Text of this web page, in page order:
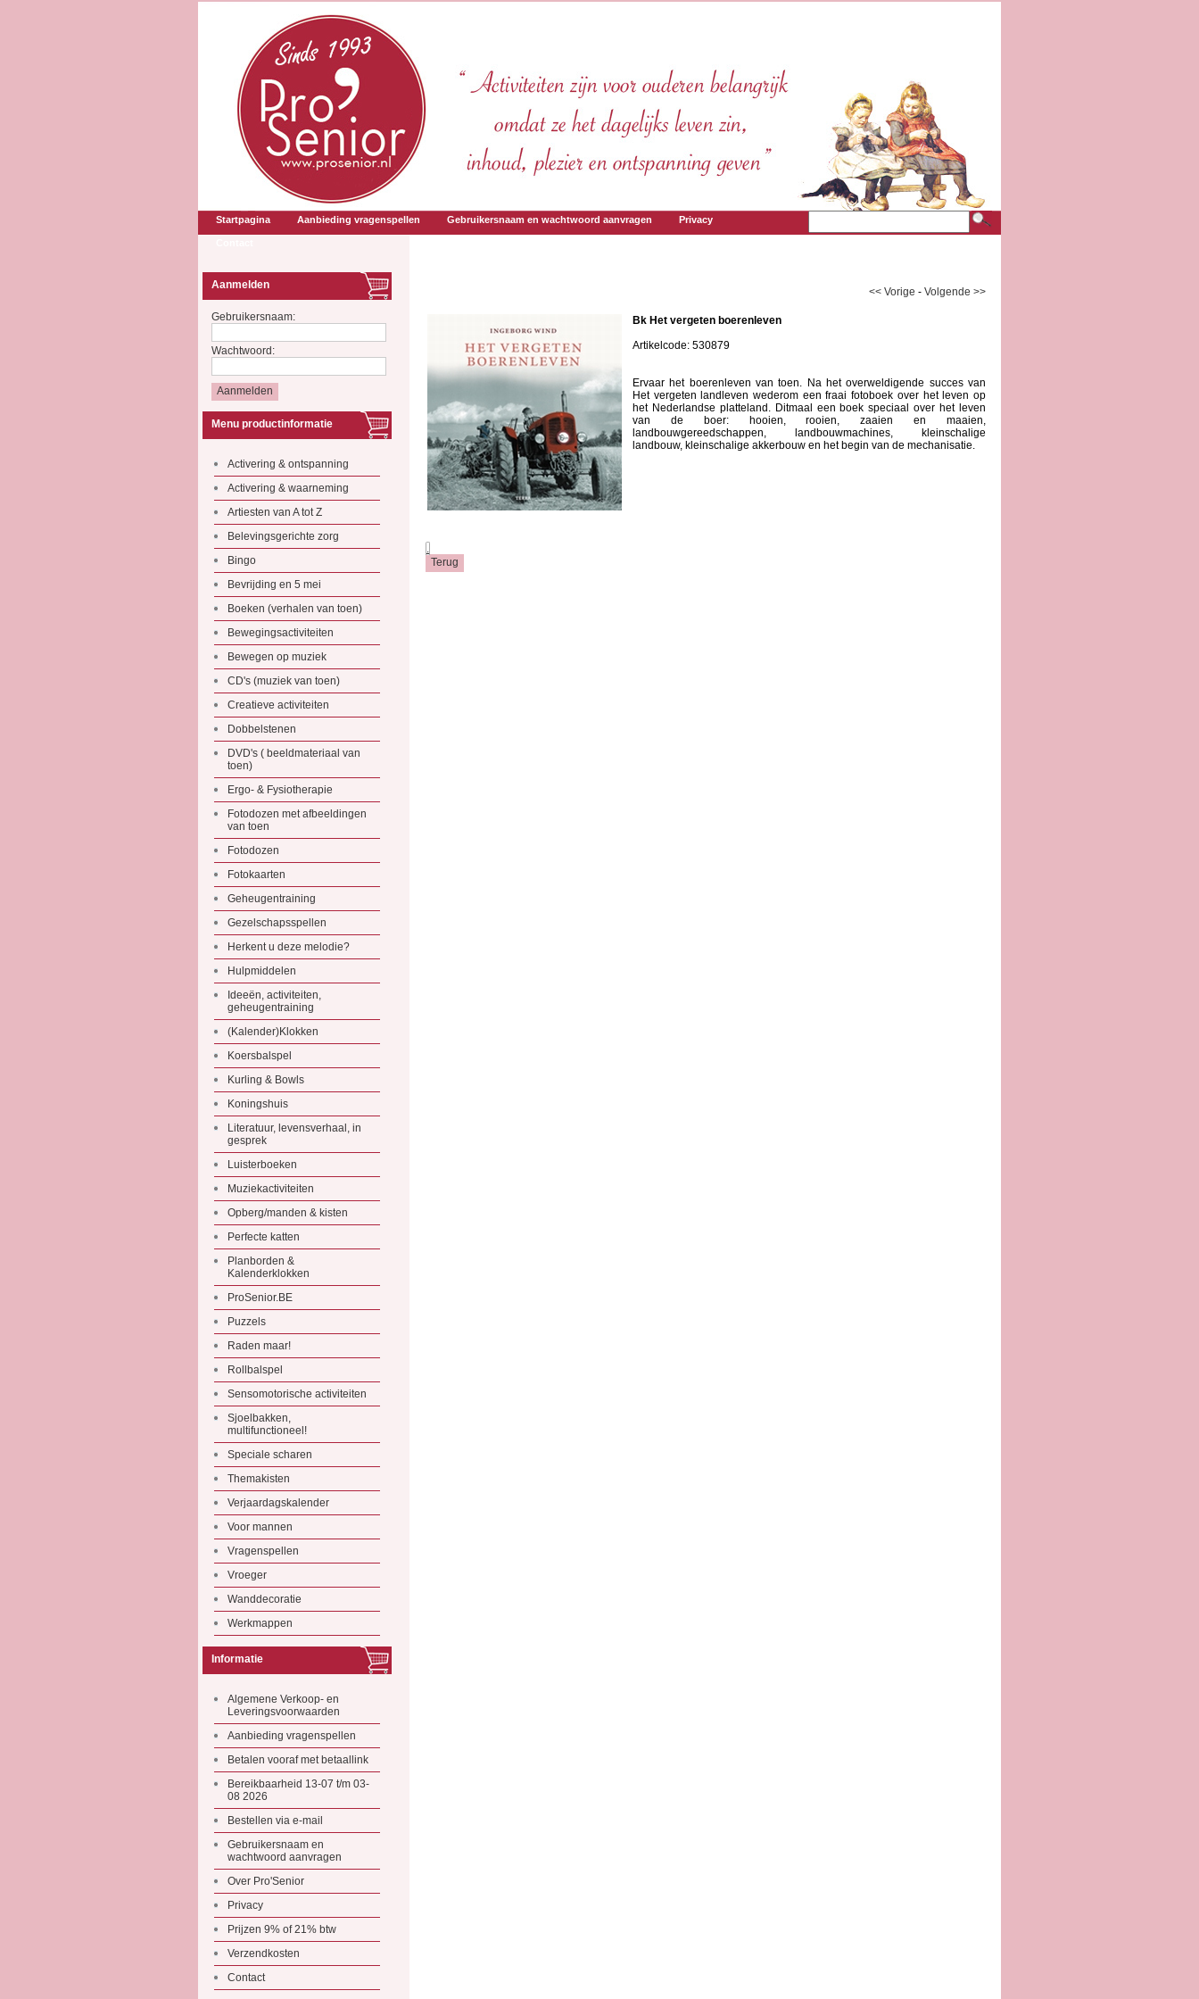
Startpagina Aanbieding vragenspellen Gebruikersnaam en wachtwoord aanvragen Privacy
Aanmelden
Gebruikersnaam:
Wachtwoord:
Menu productinformatie
Activering & ontspanning
Activering & waarneming
Artiesten van A tot Z
Belevingsgerichte zorg
Bingo
Bevrijding en 5 mei
Boeken (verhalen van toen)
Bewegingsactiviteiten
Bewegen op muziek
CD's (muziek van toen)
Creatieve activiteiten
Dobbelstenen
DVD's ( beeldmateriaal van
toen)
Ergo- & Fysiotherapie
Fotodozen met afbeeldingen
van toen
Fotodozen
Fotokaarten
Geheugentraining
Gezelschapsspellen
Herkent u deze melodie?
Hulpmiddelen
Ideeën, activiteiten,
geheugentraining
(Kalender)Klokken
Koersbalspel
Kurling & Bowls
Koningshuis
Literatuur, levensverhaal, in
gesprek
Luisterboeken
Muziekactiviteiten
Opberg/manden & kisten
Perfecte katten
Planborden &
Kalenderklokken
ProSenior.BE
Puzzels
Raden maar!
Rollbalspel
Sensomotorische activiteiten
Sjoelbakken,
multifunctioneel!
Speciale scharen
Themakisten
Verjaardagskalender
Voor mannen
Vragenspellen
Vroeger
Wanddecoratie
Werkmappen
Informatie
Algemene Verkoop- en
Leveringsvoorwaarden
Aanbieding vragenspellen
Betalen vooraf met betaallink
Bereikbaarheid 13-07 t/m 03-
08 2026
Bestellen via e-mail
Gebruikersnaam en
wachtwoord aanvragen
Over Pro'Senior
Privacy
Prijzen 9% of 21% btw
Verzendkosten
Contact
<< Vorige - Volgende >>
Bk Het vergeten boerenleven
Artikelcode: 530879
Ervaar het boerenleven van toen. Na het overweldigende succes van
Het vergeten landleven wederom een fraai fotoboek over het leven op
het Nederlandse platteland. Ditmaal een boek speciaal over het leven
van de boer: hooien, rooien, zaaien en maaien,
landbouwgereedschappen, landbouwmachines, kleinschalige
landbouw, kleinschalige akkerbouw en het begin van de mechanisatie.
.